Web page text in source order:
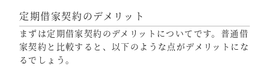
定期借家契約のデメリット
まずは定期借家契約のデメリットについてです。普通借
家契約と比較すると、以下のような点がデメリットにな
るでしょう。